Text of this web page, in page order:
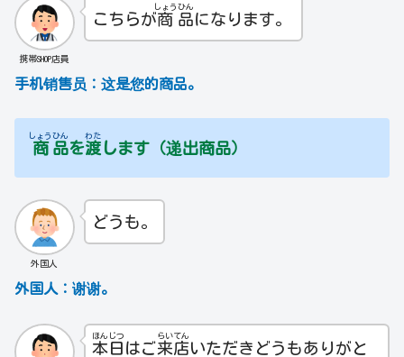
携帯SHOP店員
こちらが商
しょう
品
ひん
になります。
手机销售员： 这是您的商品。
商
しょう
品
ひん
を渡
わた
します（递出商品）
外国人
どうも。
外国人 ： 谢谢。
本
ほん
日
じつ
はご来
らい
店
てん
いただきどうもありがと